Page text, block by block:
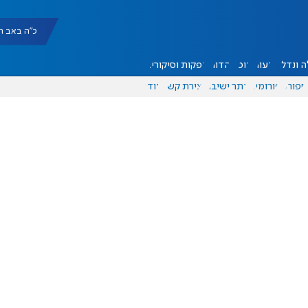
כ"ה באב תשפ"ו
ונדל"ן דעות אוכל יהדות הפקות וסיקורים
ספורט פורומים אתר ישיבה יצירת קשר עוד